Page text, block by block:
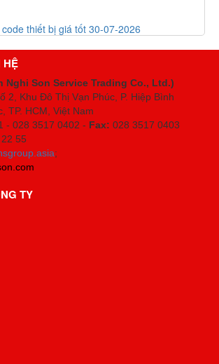
code thiết bị giá tốt 30-07-2026
HỆ
Nghi Son Service Trading Co., Ltd.)
2, Khu Đô Thị Vạn Phúc, P. Hiệp Bình
TP. HCM , Việt Nam
- 028 3517 0402 - Fax: 028 3517 0403
55
;
TY